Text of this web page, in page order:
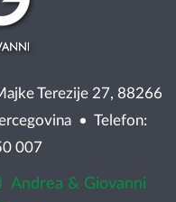
Terezije 27, 88266
• Telefon:
007
Andrea & Giovanni